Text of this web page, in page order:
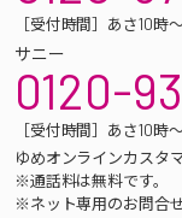
［受付時間］あさ10時
サニー
0120-
［受付時間］あさ10時
ゆめオンラインカスタ
※通話料は無料です。
※ネット専用のお問合